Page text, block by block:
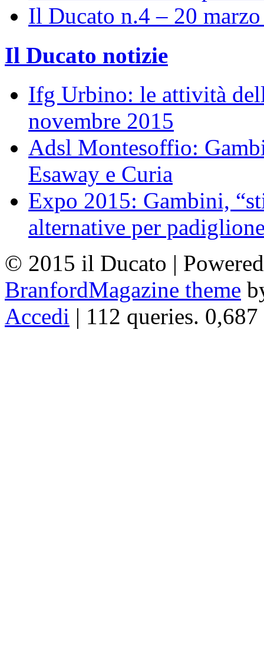
Il Ducato n.4 – 20
Il Ducato notizie
Ifg Urbino: le attività
novembre 2015
Adsl Montesoffio:
Esaway e Curia
Expo 2015: Gambini,
alternative per
© 2015 il Ducato |
BranfordMagazine theme
Accedi | 112 queries. 0,687